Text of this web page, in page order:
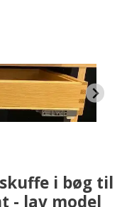
i bøg til
- lav model